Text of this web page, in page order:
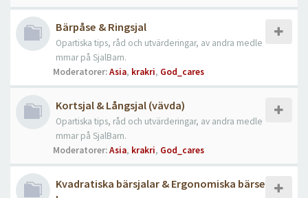
Bärpåse & Ringsjal
Opartiska tips, råd och utvärderingar, av andra medle
mmar på SjalBarn.
Moderatorer:Asia, krakri, God_cares
Kortsjal & Långsjal (vävda)
Opartiska tips, råd och utvärderingar, av andra medle
mmar på SjalBarn.
Moderatorer:Asia, krakri, God_cares
Kvadratiska bärsjalar & Ergonomiska bärse